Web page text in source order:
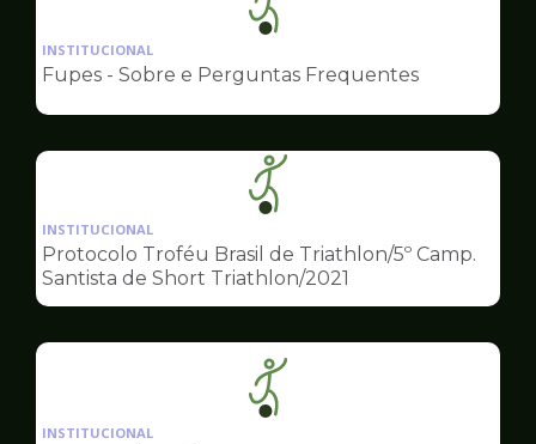
Ilustração
da
pagina
Esportes
INSTITUCIONAL
Fupes - Sobre e Perguntas Frequentes
Ilustração
da
pagina
de
Esportes
INSTITUCIONAL
Protocolo Troféu Brasil de Triathlon/5º Camp.
Santista de Short Triathlon/2021
Ilustração
da
INSTITUCIONAL